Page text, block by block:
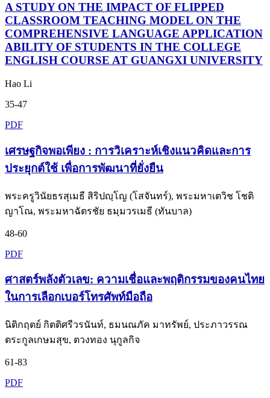
A STUDY ON THE IMPACT OF FLIPPED
CLASSROOM TEACHING MODEL ON THE
COMPREHENSIVE LANGUAGE APPLICATION
ABILITY OF STUDENTS IN THE COLLEGE
ENGLISH COURSE AT GUANGXI UNIVERSITY
Hao Li
35-47
PDF
เศรษฐกิจพอเพียง : การวิเคราะห์เชิงแนวคิดและการ
ประยุกต์ใช้ เพื่อการพัฒนาที่ยั่งยืน
พระครูวินัยธรสุเมธี สิริปญฺโญ (โสจันทร์), พระมหาเตวิช โชติ
ญาโณ, พระมหาฉัตรชัย ธมฺมวรเมธี (ทันบาล)
48-60
PDF
ศาสตร์พลังตัวเลข: ความเชื่อและพฤติกรรมของคนไทย
ในการเลือกเบอร์โทรศัพท์มือถือ
นิติกฤตย์ กิตติศรีวรนันท์, ธมนณภัค มาทรัพย์, ประภาวรรณ
ตระกูลเกษมสุข, ตวงทอง นุกูลกิจ
61-83
PDF